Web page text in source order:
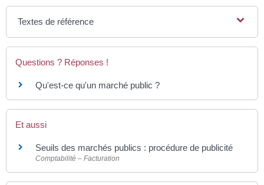
Textes de référence
Questions ? Réponses !
Qu'est-ce qu'un marché public ?
Et aussi
Seuils des marchés publics : procédure de publicité
Comptabilité – Facturation